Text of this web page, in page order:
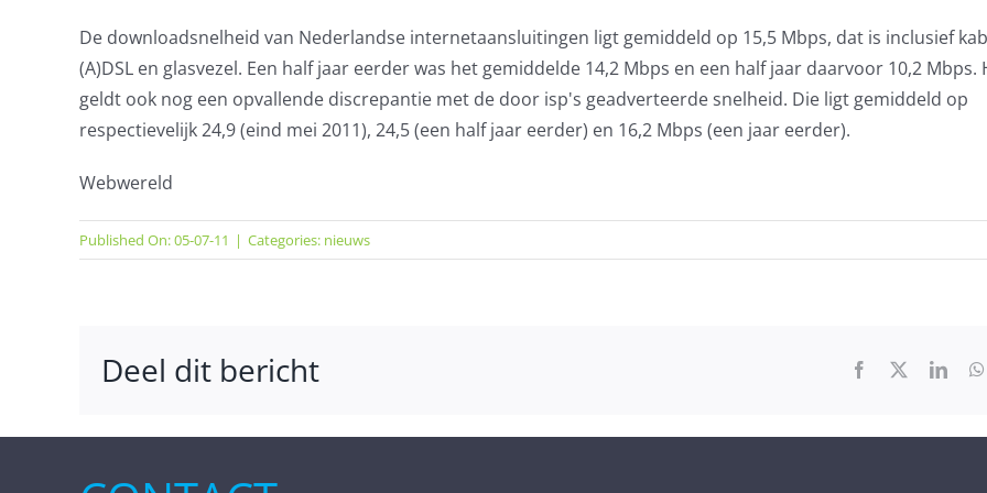
De downloadsnelheid van Nederlandse internetaansluitingen ligt gemiddeld op 15,5 Mbps, dat is inclusief
(A)DSL en glasvezel. Een half jaar eerder was het gemiddelde 14,2 Mbps en een half jaar daarvoor 10,2 Mbps.
geldt ook nog een opvallende discrepantie met de door isp's geadverteerde snelheid. Die ligt gemiddeld op
respectievelijk 24,9 (eind mei 2011), 24,5 (een half jaar eerder) en 16,2 Mbps (een jaar eerder).
Webwereld
Published On: 05-07-11 | Categories: nieuws
Deel dit bericht